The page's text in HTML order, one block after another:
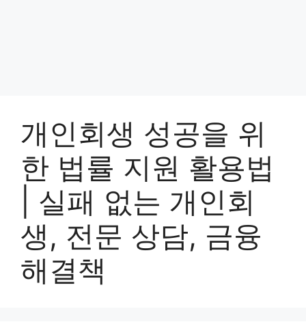
개인회생 성공을 위
한 법률 지원 활용법
| 실패 없는 개인회
생, 전문 상담, 금융
해결책